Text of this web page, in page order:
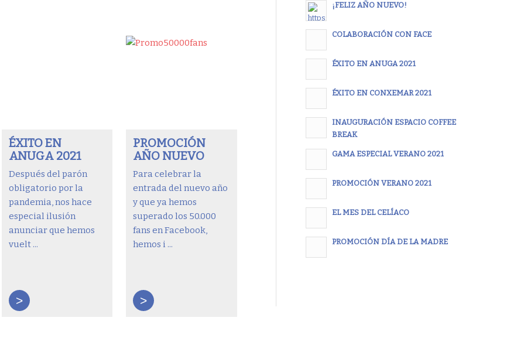
ÉXITO EN
ANUGA 2021
Después del parón
obligatorio por la
pandemia, nos hace
especial ilusión
anunciar que hemos
vuelt ...
>
PROMOCIÓN
AÑO NUEVO
Para celebrar la
entrada del nuevo año
y que ya hemos
superado los 50.000
fans en Facebook,
hemos i ...
>
¡FELIZ AÑO NUEVO!
COLABORACIÓN CON FACE
ÉXITO EN ANUGA 2021
ÉXITO EN CONXEMAR 2021
INAUGURACIÓN ESPACIO COFFEE
BREAK
GAMA ESPECIAL VERANO 2021
PROMOCIÓN VERANO 2021
EL MES DEL CELÍACO
PROMOCIÓN DÍA DE LA MADRE